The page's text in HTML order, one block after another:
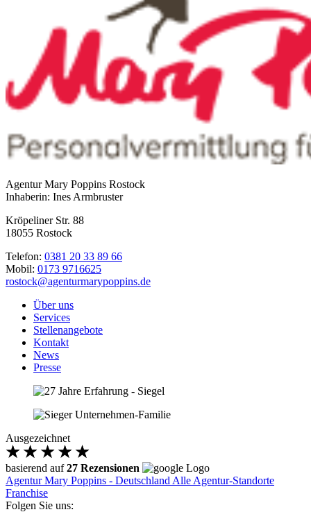
Agentur Mary Poppins Rostock
Inhaberin: Ines Armbruster
Kröpeliner Str. 88
18055 Rostock
Telefon: 0381 20 33 89 66
Mobil: 0173 9716625
rostock@agenturmarypoppins.de
Über uns
Services
Stellenangebote
Kontakt
News
Presse
Ausgezeichnet
basierend auf27 Rezensionen
Agentur Mary Poppins - Deutschland Alle Agentur-Standorte
Franchise
Folgen Sie uns: